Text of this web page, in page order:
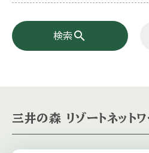
検索 search
三井の森 リゾートネットワ